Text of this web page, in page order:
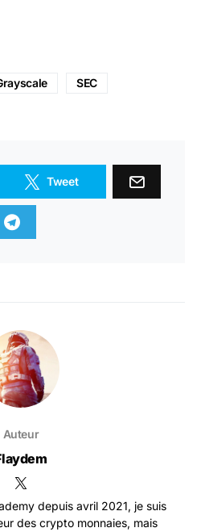
SEC
Tweet
Auteur
depuis avril 2021, je suis
des crypto monnaies, mais